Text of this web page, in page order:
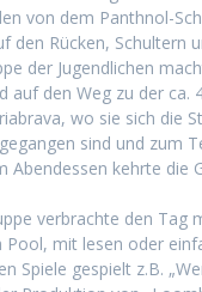
von dem Pan­th­nol-
den Rück­en, Schul­tern
der Jugendlichen
auf den Weg zu der ca.
wo sie sich die
sind und zum
Aben­dessen kehrte die
ver­brachte den Tag
mit lesen oder
Spiele gespielt z.B.